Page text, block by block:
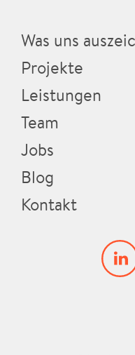
Was uns
Projekte
Leistungen
Team
Jobs
Blog
Kontakt